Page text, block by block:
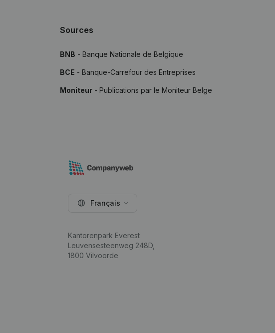
Sources
BNB - Banque Nationale de Belgique
BCE - Banque-Carrefour des Entreprises
Moniteur - Publications par le Moniteur Belge
Français
Kantorenpark Everest
Leuvensesteenweg 248D,
1800 Vilvoorde